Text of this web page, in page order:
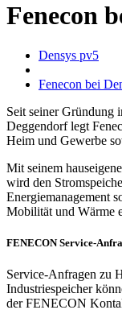
Fenecon
Densys pv5
Fenecon bei
Seit seiner Gründung
Deggendorf legt
Heim und Gewerbe
Mit seinem
wird den
Energiemanagement
Mobilität und Wärme
FENECON Service-
Service-Anfragen zu
Industriespeicher
der FENECON